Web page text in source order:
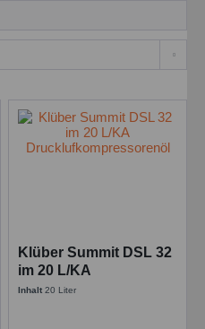
Klüber Summit DSL 32
im 20 L/KA
Drucklufkompressorenöl
Inhalt20 Liter